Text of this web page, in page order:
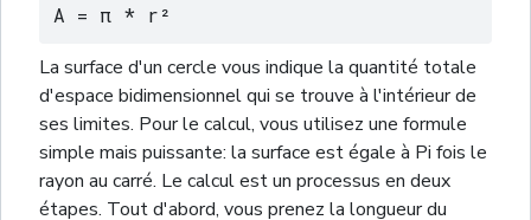
A = π * r²
La surface d'un cercle vous indique la quantité totale
d'espace bidimensionnel qui se trouve à l'intérieur de
ses limites. Pour le calcul, vous utilisez une formule
simple mais puissante: la surface est égale à Pi fois le
rayon au carré. Le calcul est un processus en deux
étapes. Tout d'abord, vous prenez la longueur du